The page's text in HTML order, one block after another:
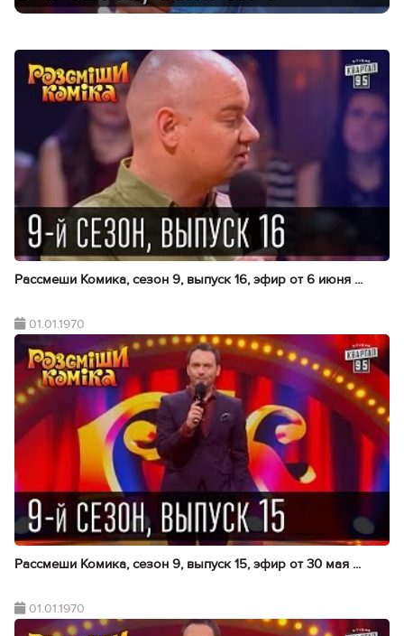
Рассмеши Комика, сезон 9, выпуск 16, эфир от 6 июня ...
01.01.1970
Рассмеши Комика, сезон 9, выпуск 15, эфир от 30 мая ...
01.01.1970